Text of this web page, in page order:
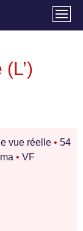
vue réelle • 54
• VF